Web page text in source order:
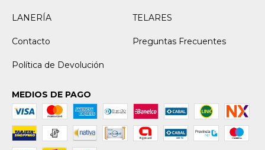
LANERÍA TELARES
Contacto Preguntas Frecuentes
Política de Devolución
MEDIOS DE PAGO